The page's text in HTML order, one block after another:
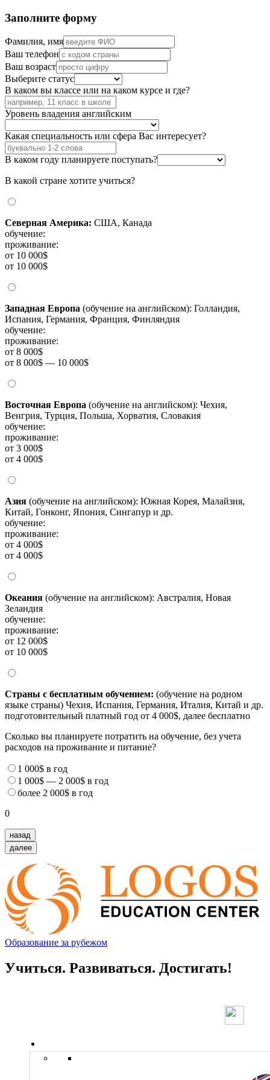
Заполните форму
Фамилия, имя
Ваш телефон
Ваш возраст
Выберите статус
В каком вы классе или на каком курсе и где?
Уровень владения английским
Какая специальность или сфера Вас интересует?
В каком году планируете поступать?
В какой стране хотите учиться?
Северная Америка: США, Канада
обучение:
проживание:
от 10 000$
от 10 000$
Западная Европа (обучение на английском): Голландия,
Испания, Германия, Франция, Финляндия
обучение:
проживание:
от 8 000$
от 8 000$ — 10 000$
Восточная Европа (обучение на английском): Чехия,
Венгрия, Турция, Польша, Хорватия, Словакия
обучение:
проживание:
от 3 000$
от 4 000$
Азия (обучение на английском): Южная Корея, Малайзия,
Китай, Гонконг, Япония, Сингапур и др.
обучение:
проживание:
от 4 000$
от 4 000$
Океания (обучение на английском): Австралия, Новая
Зеландия
обучение:
проживание:
от 12 000$
от 10 000$
Страны с бесплатным обучением: (обучение на родном
языке страны) Чехия, Испания, Германия, Италия, Китай и др.
подготовительный платный год от 4 000$, далее бесплатно
Сколько вы планируете потратить на обучение, без учета
расходов на проживание и питание?
1 000$ в год
1 000$ — 2 000$ в год
более 2 000$ в год
0
назад
далее
Образование за рубежом
Учиться. Развиваться. Достигать!